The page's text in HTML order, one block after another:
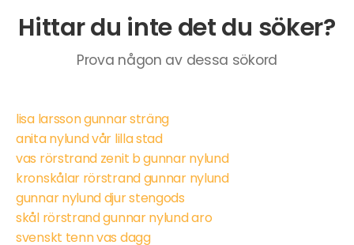
Hittar du inte det du söker?
Prova någon av dessa sökord
lisa larsson gunnar sträng
anita nylund vår lilla stad
vas rörstrand zenit b gunnar nylund
kronskålar rörstrand gunnar nylund
gunnar nylund djur stengods
skål rörstrand gunnar nylund aro
svenskt tenn vas dagg